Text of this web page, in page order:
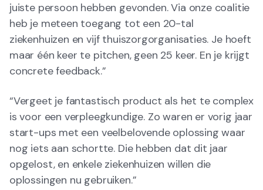
juiste persoon hebben gevonden. Via onze coalitie
heb je meteen toegang tot een 20-tal
ziekenhuizen en vijf thuiszorgorganisaties. Je hoeft
maar één keer te pitchen, geen 25 keer. En je krijgt
concrete feedback.”
“Vergeet je fantastisch product als het te complex
is voor een verpleegkundige. Zo waren er vorig jaar
start-ups met een veelbelovende oplossing waar
nog iets aan schortte. Die hebben dat dit jaar
opgelost, en enkele ziekenhuizen willen die
oplossingen nu gebruiken.”